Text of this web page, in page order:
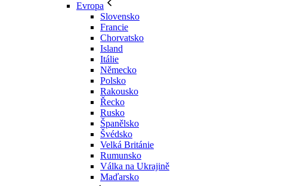
Evropa
Slovensko
Francie
Chorvatsko
Island
Itálie
Německo
Polsko
Rakousko
Řecko
Rusko
Španělsko
Švédsko
Velká Británie
Rumunsko
Válka na Ukrajině
Maďarsko